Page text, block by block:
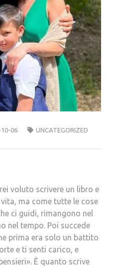
06 UNCATEGORIZED
voluto scrivere un libro e
ma come tutte le cose
ci guidi, rimangono nel
nel tempo. Poi succede
prima era solo un battito
e ti senti carico, e
È quanto scrive